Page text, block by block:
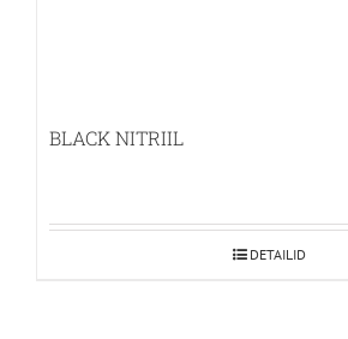
BLACK NITRIIL
DETAILID